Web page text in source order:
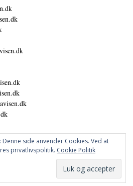
S - NYHEDER, ANALYSER OG PERSPEKTIVER
side anvender Cookies. Ved at
privatlivspolitik. Cookie Politik